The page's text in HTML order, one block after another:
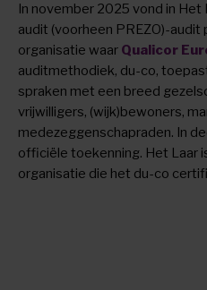
In november 2025 vond in
audit (voorheen PREZO)-
organisatie waar Qualicor
auditmethodiek, du-co,
spraken met een breed
vrijwilligers, (wijk)bewoners,
medezeggenschapraden. In
officiële toekenning. Het Laar
organisatie die het du-co